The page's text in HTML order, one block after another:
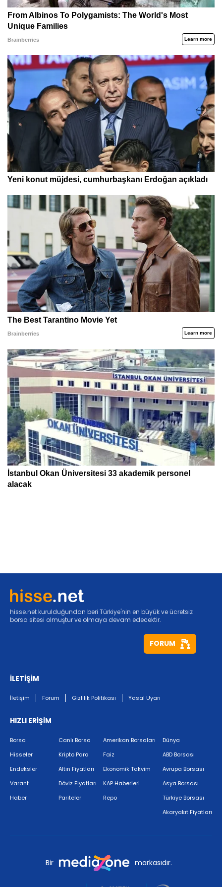
hisse.net kurulduğundan beri Türkiye'nin en büyük ve ücretsiz
borsa sitesi olmuştur ve olmaya devam edecektir.
FORUM
İLETİŞİM
İletişim Forum Gizlilik Politikası Yasal Uyarı
HIZLI ERİŞİM
Borsa
Hisseler
Endeksler
Varant
Haber
Canlı Borsa
Kripto Para
Altın Fiyatları
Döviz Fiyatları
Pariteler
Amerikan Borsaları
Faiz
Ekonomik Takvim
KAP Haberleri
Repo
Dünya
ABD Borsası
Avrupa Borsası
Asya Borsası
Türkiye Borsası
Akaryakıt Fiyatları
Bir markasıdır.